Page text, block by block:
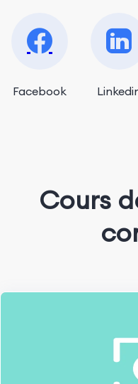
Facebook
Cours